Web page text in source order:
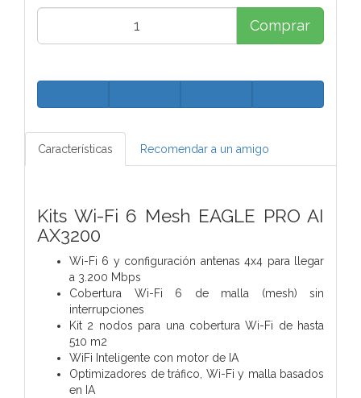
Comprar
Características Recomendar a un amigo
Kits Wi-Fi 6 Mesh EAGLE PRO AI
AX3200
Wi-Fi 6 y configuración antenas 4x4 para llegar
a 3.200 Mbps
Cobertura Wi-Fi 6 de malla (mesh) sin
interrupciones
Kit 2 nodos para una cobertura Wi-Fi de hasta
510 m2
WiFi Inteligente con motor de IA
Optimizadores de tráfico, Wi-Fi y malla basados
en IA